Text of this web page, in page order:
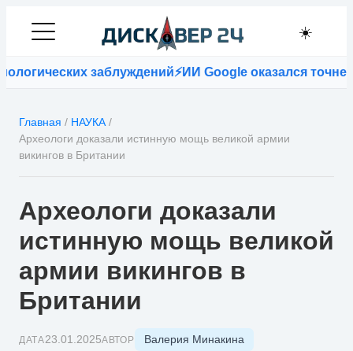
☀️
заблуждений⚡ИИ Google оказался точнее
Главная / НАУКА /
Археологи доказали истинную мощь великой армии
викингов в Британии
Археологи доказали
истинную мощь великой
армии викингов в
Британии
ДАТА23.01.2025АВТОР Валерия Минакина